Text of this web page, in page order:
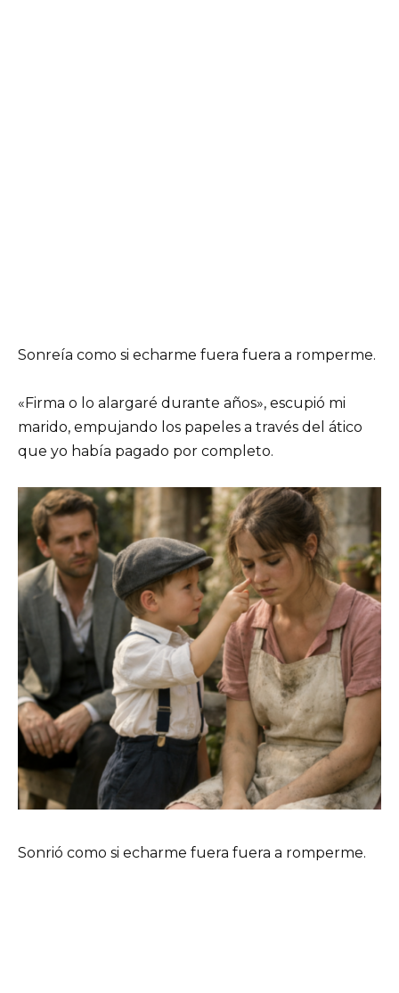
Sonreía como si echarme fuera fuera a romperme.
«Firma o lo alargaré durante años», escupió mi
marido, empujando los papeles a través del ático
que yo había pagado por completo.
Sonrió como si echarme fuera fuera a romperme.